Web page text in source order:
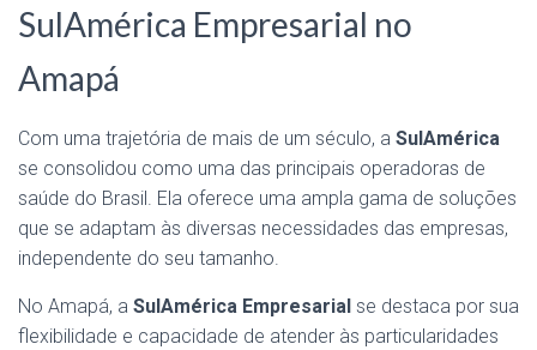
SulAmérica Empresarial no
Amapá
Com uma trajetória de mais de um século, a SulAmérica
se consolidou como uma das principais operadoras de
saúde do Brasil. Ela oferece uma ampla gama de soluções
que se adaptam às diversas necessidades das empresas,
independente do seu tamanho.
No Amapá, a SulAmérica Empresarial se destaca por sua
flexibilidade e capacidade de atender às particularidades